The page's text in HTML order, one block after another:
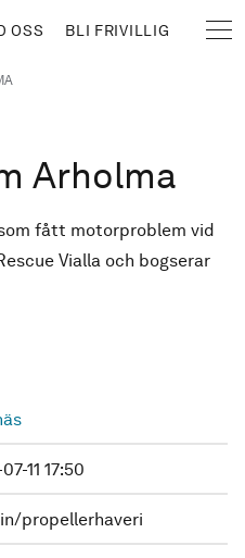
OSS BLI FRIVILLIG
Arholma
fått motorproblem vid
Vialla och bogserar
11 17:50
propellerhaveri